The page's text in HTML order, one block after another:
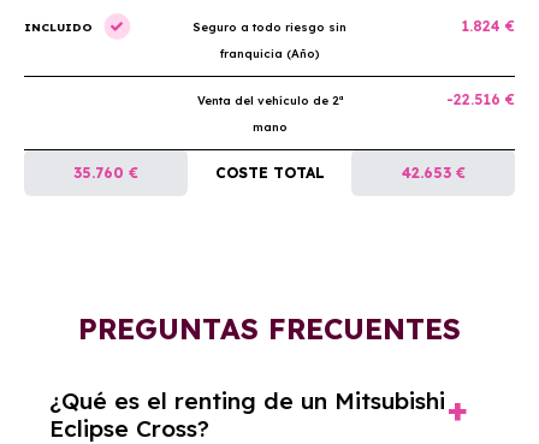
INCLUIDO
Seguro a todo riesgo sin
franquicia (Año)
1.824 €
Venta del vehículo de 2ª
mano
-22.516 €
35.760 € COSTE TOTAL 42.653 €
PREGUNTAS FRECUENTES
¿Qué es el renting de un Mitsubishi
Eclipse Cross?